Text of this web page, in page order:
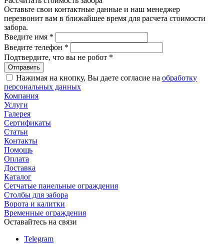
Оставьте свои контактные данные и наш менеджер
перезвонит вам в ближайшее время для расчета стоимости
забора.
Введите имя *
Введите телефон *
Подтвердите, что вы не робот *
Нажимая на кнопку, Вы даете согласие на обработку
персональных данных
Компания
Услуги
Галерея
Сертификаты
Статьи
Контакты
Помощь
Оплата
Доставка
Каталог
Сетчатые панельные ограждения
Столбы для забора
Ворота и калитки
Временные ограждения
Оставайтесь на связи
Telegram